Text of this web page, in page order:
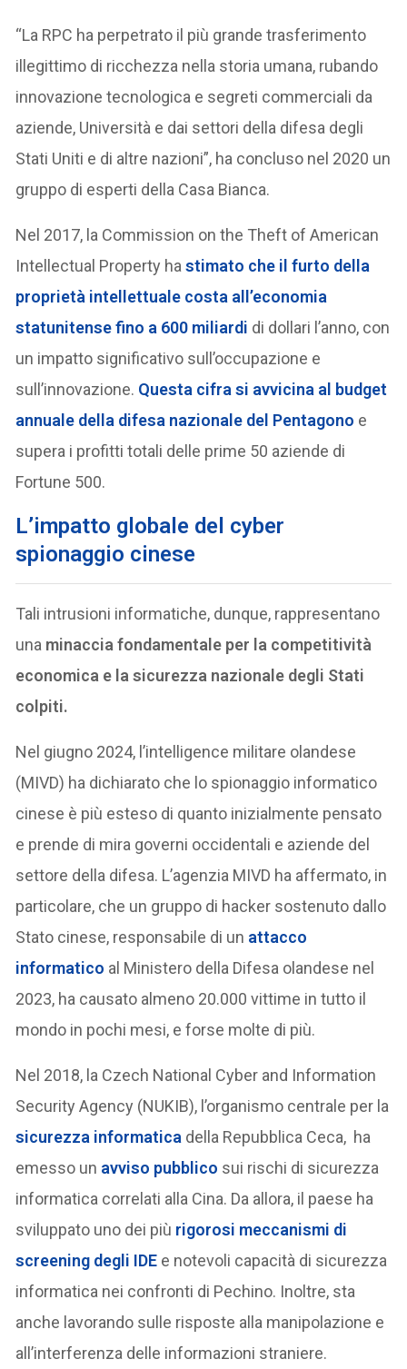
“La RPC ha perpetrato il più grande trasferimento
illegittimo di ricchezza nella storia umana, rubando
innovazione tecnologica e segreti commerciali da
aziende, Università e dai settori della difesa degli
Stati Uniti e di altre nazioni”, ha concluso nel 2020 un
gruppo di esperti della Casa Bianca.
Nel 2017, la Commission on the Theft of American
Intellectual Property hastimato che il furto della
proprietà intellettuale costa all’economia
statunitense fino a 600 miliardi di dollari l’anno, con
un impatto significativo sull’occupazione e
sull’innovazione. Questa cifra si avvicina al budget
annuale della difesa nazionale del Pentagono e
supera i profitti totali delle prime 50 aziende di
Fortune 500.
L’impatto globale del cyber
spionaggio cinese
Tali intrusioni informatiche, dunque, rappresentano
una minaccia fondamentale per la competitività
economica e la sicurezza nazionale degli Stati
colpiti.
Nel giugno 2024, l’intelligence militare olandese
(MIVD) ha dichiarato che lo spionaggio informatico
cinese è più esteso di quanto inizialmente pensato
e prende di mira governi occidentali e aziende del
settore della difesa. L’agenzia MIVD ha affermato, in
particolare, che un gruppo di hacker sostenuto dallo
Stato cinese, responsabile di un attacco
informatico al Ministero della Difesa olandese nel
2023, ha causato almeno 20.000 vittime in tutto il
mondo in pochi mesi, e forse molte di più.
Nel 2018, la Czech National Cyber ​​and Information
Security Agency (NUKIB), l’organismo centrale per la
sicurezza informatica della Repubblica Ceca, ha
emesso un avviso pubblico sui rischi di sicurezza
informatica correlati alla Cina. Da allora, il paese ha
sviluppato uno dei più rigorosi meccanismi di
screening degli IDE e notevoli capacità di sicurezza
informatica nei confronti di Pechino. Inoltre, sta
anche lavorando sulle risposte alla manipolazione e
all’interferenza delle informazioni straniere.